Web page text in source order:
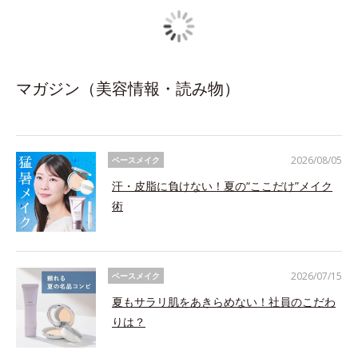
マガジン（美容情報・読み物）
ベースメイク
汗・皮脂に負けない！夏の“ここだけ”メイク
術
2026/08/05
ベースメイク
夏もサラリ肌をあきらめない！社員のこだわ
りは？
2026/07/15